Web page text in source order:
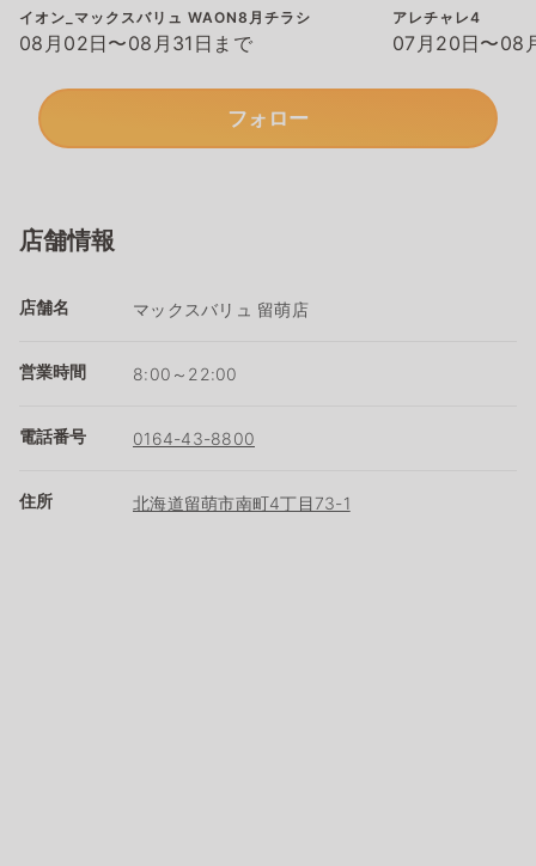
イオン_マックスバリュ WAON8月チラシ
08月02日〜08月31日まで
アレチャレ4
07月20日〜08
フォロー
店舗情報
店舗名 マックスバリュ 留萌店
営業時間 8:00～22:00
電話番号 0164-43-8800
住所 北海道留萌市南町4丁目73-1